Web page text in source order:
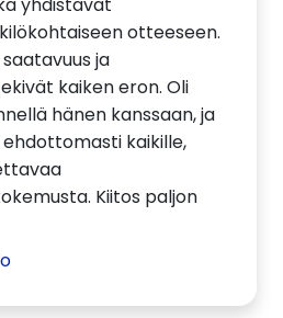
yhdistävät
otteeseen.
ja
kaiken eron. Oli
hänen kanssaan, ja
kaikille,
Kiitos paljon